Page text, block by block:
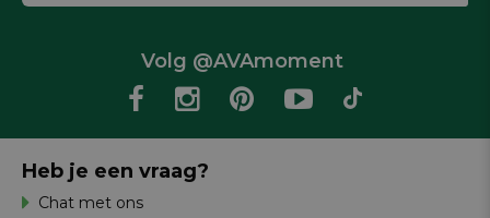
Volg @AVAmoment
Heb je een vraag?
Chat met ons